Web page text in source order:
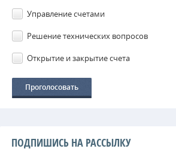
Управление счетами
Решение технических вопросов
Открытие и закрытие счета
ПОДПИШИСЬ НА РАССЫЛКУ